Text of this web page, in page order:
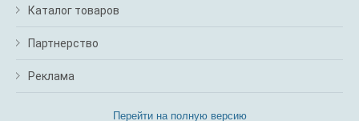
Каталог товаров
Партнерство
Реклама
Перейти на полную версию